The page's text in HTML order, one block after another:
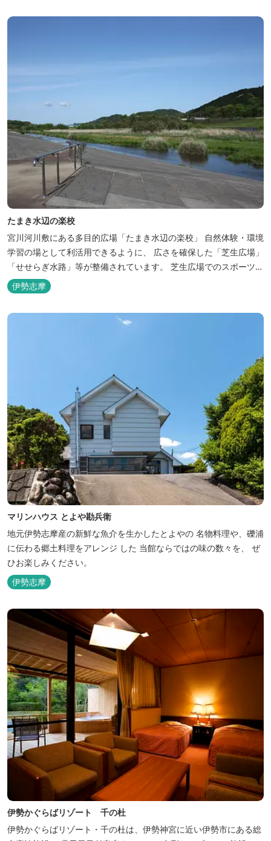
たまき水辺の楽校
宮川河川敷にある多目的広場「たまき水辺の楽校」 自然体験・環境
学習の場として利活用できるように、 広さを確保した「芝生広場」
「せせらぎ水路」等が整備されています。 芝生広場でのスポーツや
バーベキューはもちろん、 車での乗り入れも可能なため、オートキ
ャンプなどもお楽しみいただけます！ 火災防止のため、バーベキュ
伊勢志摩
マリンハウス とよや勘兵衛
地元伊勢志摩産の新鮮な魚介を生かしたとよやの 名物料理や、礫浦
に伝わる郷土料理をアレンジ した 当館ならではの味の数々を、 ぜ
ひお楽しみください。
伊勢志摩
伊勢かぐらばリゾート 千の杜
伊勢かぐらばリゾート・千の杜は、伊勢神宮に近い伊勢市にある総